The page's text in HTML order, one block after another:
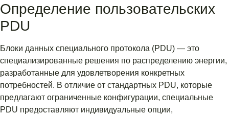
Определение пользовательских
PDU
Блоки данных специального протокола (PDU) — это
специализированные решения по распределению энергии,
разработанные для удовлетворения конкретных
потребностей. В отличие от стандартных PDU, которые
предлагают ограниченные конфигурации, специальные
PDU предоставляют индивидуальные опции,